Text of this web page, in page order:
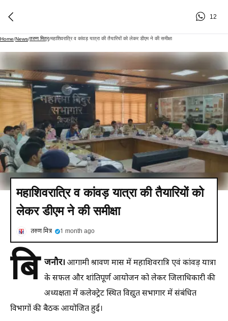
12
Home/News/तरुण मित्र/महाशिवरात्रि व कांवड़ यात्रा की तैयारियों को लेकर डीएम ने की समीक्षा
महाशिवरात्रि व कांवड़ यात्रा की तैयारियों को
लेकर डीएम ने की समीक्षा
तरुण मित्र 1 month ago
बि जनौर। आगामी श्रावण मास में महाशिवरात्रि एवं कांवड़ यात्रा
के सफल और शांतिपूर्ण आयोजन को लेकर जिलाधिकारी की
अध्यक्षता में कलेक्ट्रेट स्थित विद्युत सभागार में संबंधित
विभागों की बैठक आयोजित हुई।